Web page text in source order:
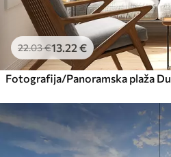
22.03€13 .22 €